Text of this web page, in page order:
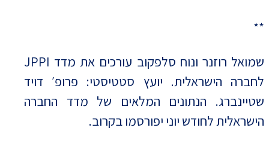
**
שמואל רוזנר ונוח סלפקוב עורכים את מדד JPPI
לחברה הישראלית. יועץ סטטיסטי: פרופ׳ דויד
שטיינברג. הנתונים המלאים של מדד החברה
הישראלית לחודש יוני יפורסמו בקרוב.